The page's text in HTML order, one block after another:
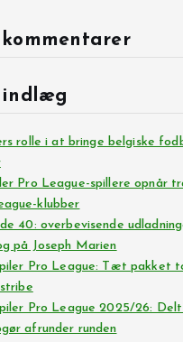
kommentarer
indlæg
rolle i at bringe belgiske
Pro League-spillere opnår
klubber
40: overbevisende
på Joseph Marien
Pro League: Tæt pakket
Pro League 2025/26: Delt
afrunder runden